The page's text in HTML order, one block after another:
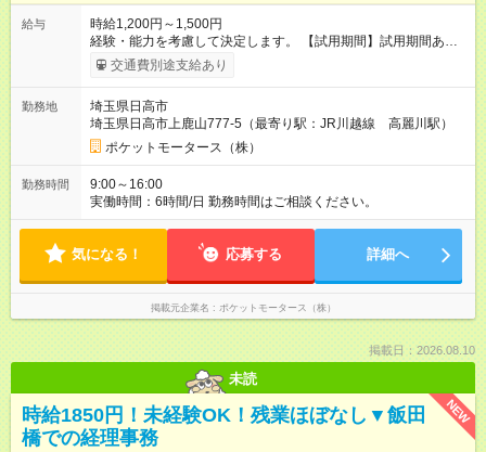
給与
時給1,200円～1,500円
経験・能力を考慮して決定します。 【試用期間】試用期間あり
試用期間の長さ：3ヶ月 雇用形態、給与は本採用時と同じです。
交通費別途支給あり
勤務地
埼玉県日高市
埼玉県日高市上鹿山777-5（最寄り駅：JR川越線 高麗川駅）
ポケットモータース（株）
勤務時間
9:00～16:00
実働時間：6時間/日 勤務時間はご相談ください。
気になる！ 応募する 詳細へ
掲載元企業名 ポケットモータース（株）
掲載日：2026.08.10
未読
NEW
時給1850円！未経験OK！残業ほぼなし▼飯田
橋での経理事務